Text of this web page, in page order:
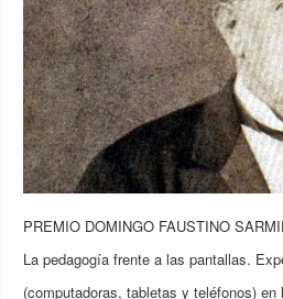
PREMIO DOMINGO FAUSTINO
La pedagogía frente a las pantallas.
(computadoras, tabletas y teléfonos)